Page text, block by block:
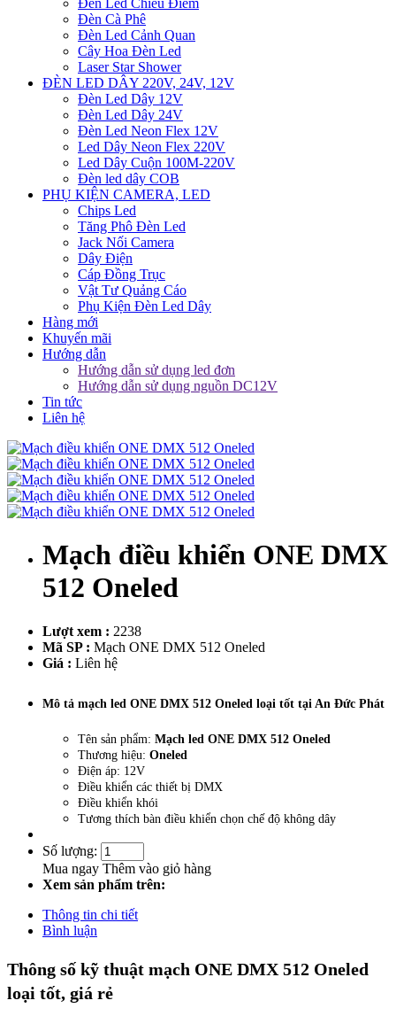
Đèn Led Chiếu Điểm
Đèn Cà Phê
Đèn Led Cảnh Quan
Cây Hoa Đèn Led
Laser Star Shower
ĐÈN LED DÂY 220V, 24V, 12V
Đèn Led Dây 12V
Đèn Led Dây 24V
Đèn Led Neon Flex 12V
Led Dây Neon Flex 220V
Led Dây Cuộn 100M-220V
Đèn led dây COB
PHỤ KIỆN CAMERA, LED
Chips Led
Tăng Phô Đèn Led
Jack Nối Camera
Dây Điện
Cáp Đồng Trục
Vật Tư Quảng Cáo
Phụ Kiện Đèn Led Dây
Hàng mới
Khuyến mãi
Hướng dẫn
Hướng dẫn sử dụng led đơn
Hướng dẫn sử dụng nguồn DC12V
Tin tức
Liên hệ
Mạch điều khiển ONE DMX
512 Oneled
Lượt xem : 2238
Mã SP : Mạch ONE DMX 512 Oneled
Giá : Liên hệ
Mô tả mạch led ONE DMX 512 Oneled loại tốt tại An Đức Phát
Tên sản phẩm: Mạch led ONE DMX 512 Oneled
Thương hiệu: Oneled
Điện áp: 12V
Điều khiển các thiết bị DMX
Điều khiển khói
Tương thích bàn điều khiển chọn chế độ không dây
Số lượng:
Mua ngay Thêm vào giỏ hàng
Xem sản phẩm trên:
Thông tin chi tiết
Bình luận
Thông số kỹ thuật mạch ONE DMX 512 Oneled
loại tốt, giá rẻ